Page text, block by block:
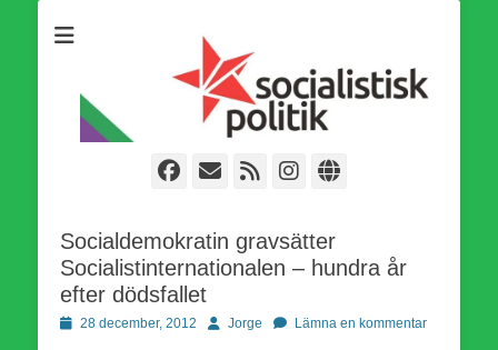
världsomfattande socialistiska Fjärde Internationalen och en viktig
tillgång i kampen för en socialistisk framtid!
Facebook
E-
Webbflöde
Instagram
Webbplats
Socialdemokratin gravsätter
Socialistinternationalen – hundra år
efter dödsfallet
Publicerad
28 december, 2012 Författare
Jorge Lämna en kommentar